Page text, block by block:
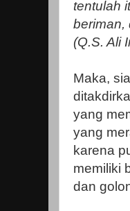
tentulah
beriman,
(Q.S. Ali
Maka,
yang
yang
karena
memiliki
dan